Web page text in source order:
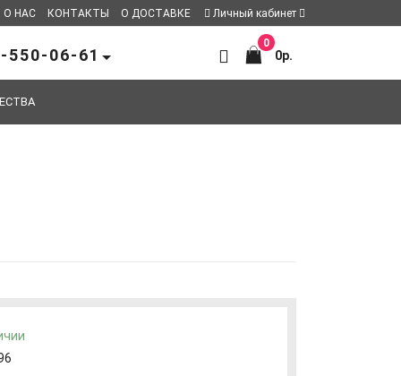
О НАС КОНТАКТЫ О ДОСТАВКЕ Личный кабинет
0
0р.
550-06-61